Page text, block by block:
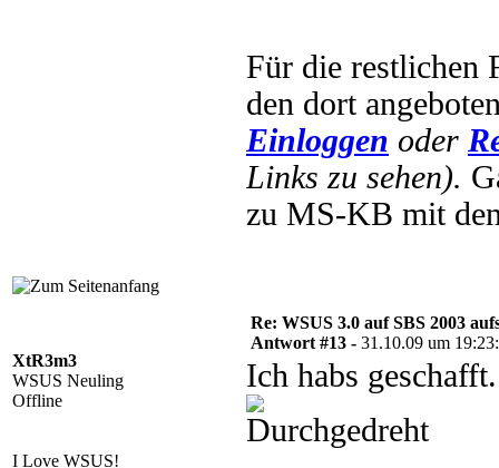
Für die restlichen
den dort
Einloggen oder
Links zu sehen).
zu MS-KB mit
XtR3m3
WSUS Neuling
Offline
I Love WSUS!
Re: WSUS 3.0 auf SBS 2003
Antwort #13 - 31.10.09 um
Ich habs